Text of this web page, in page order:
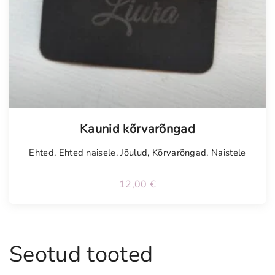
Kaunid kõrvarõngad
Ehted, Ehted naisele,Jõulud, Kõrvarõngad, Naistele
12,00 €
Seotud tooted